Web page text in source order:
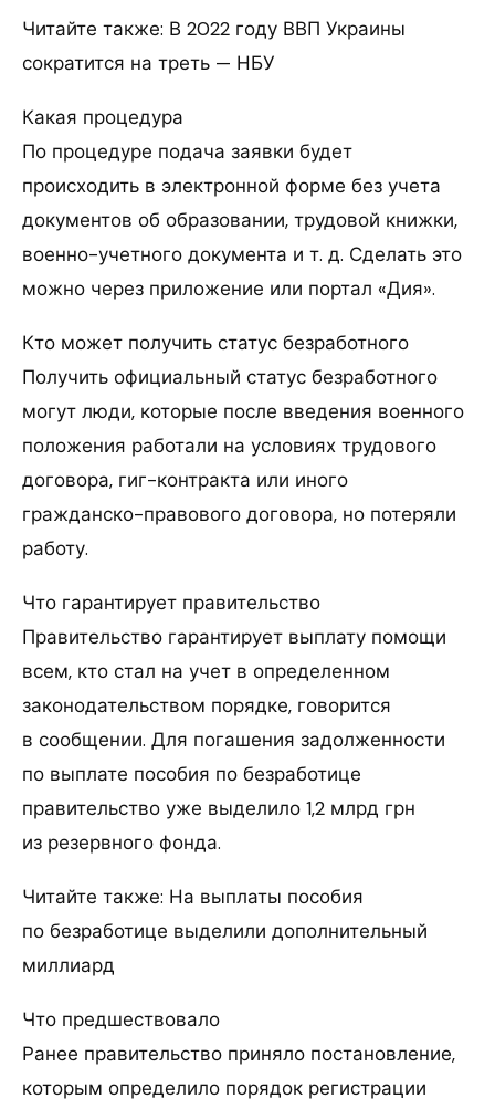
Читайте также: В 2022 году ВВП Украины
сократится на треть — НБУ
Какая процедура
По процедуре подача заявки будет
происходить в электронной форме без учета
документов об образовании, трудовой книжки,
военно-учетного документа и т. д. Сделать это
можно через приложение или портал «Дия».
Кто может получить статус безработного
Получить официальный статус безработного
могут люди, которые после введения военного
положения работали на условиях трудового
договора, гиг-контракта или иного
гражданско-правового договора, но потеряли
работу.
Что гарантирует правительство
Правительство гарантирует выплату помощи
всем, кто стал на учет в определенном
законодательством порядке, говорится
в сообщении. Для погашения задолженности
по выплате пособия по безработице
правительство уже выделило 1,2 млрд грн
из резервного фонда.
Читайте также: На выплаты пособия
по безработице выделили дополнительный
миллиард
Что предшествовало
Ранее правительство приняло постановление,
которым определило порядок регистрации